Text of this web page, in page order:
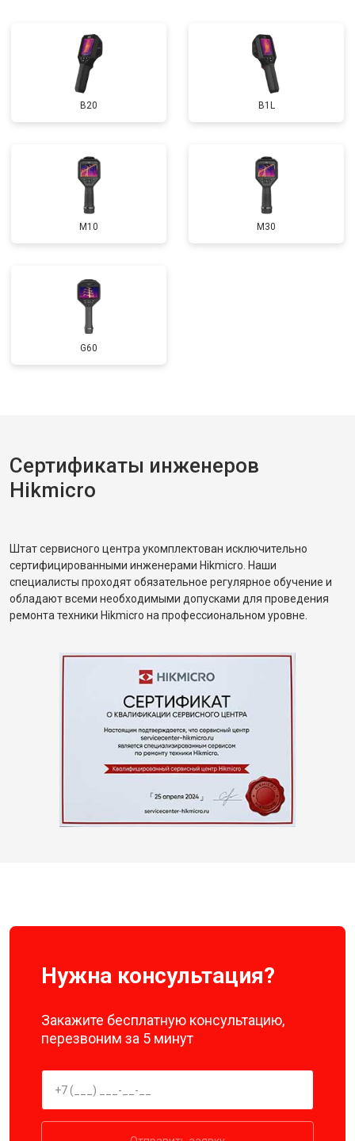
B20 B1L
M10 M30
G60
Сертификаты инженеров
Hikmicro
Штат сервисного центра укомплектован исключительно
сертифицированными инженерами Hikmicro. Наши
специалисты проходят обязательное регулярное обучение и
обладают всеми необходимыми допусками для проведения
ремонта техники Hikmicro на профессиональном уровне.
Нужна консультация?
Закажите бесплатную консультацию,
перезвоним за 5 минут